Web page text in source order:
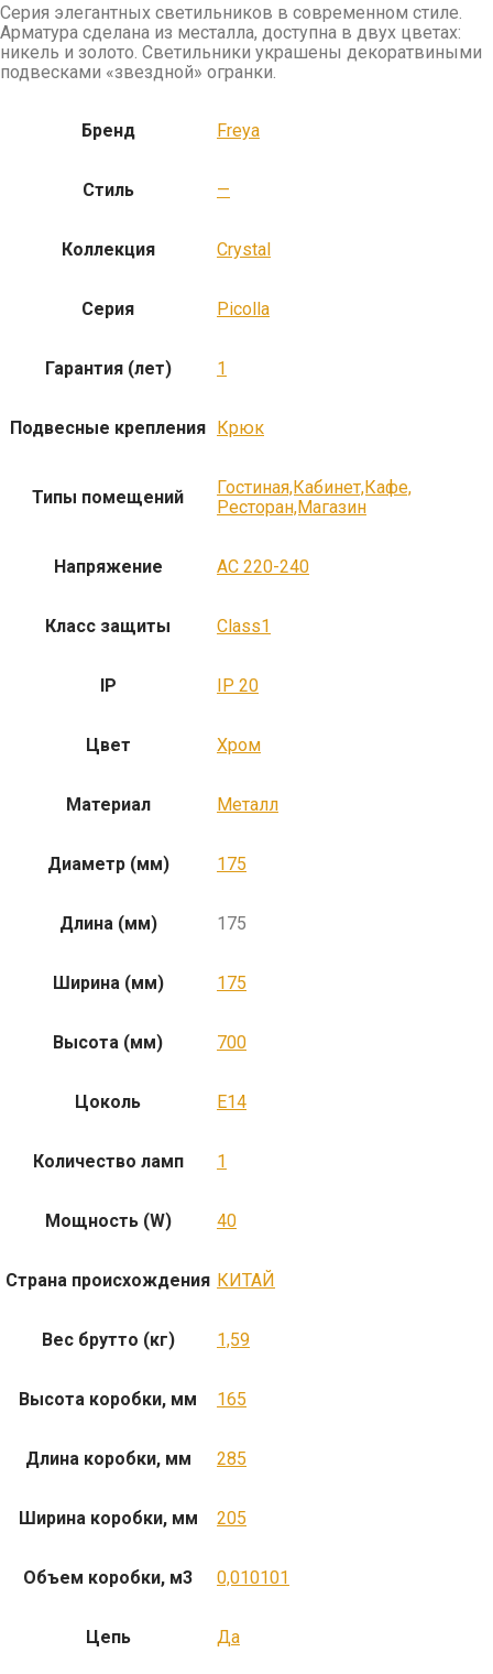
Серия элегантных светильников в современном стиле.
Арматура сделана из месталла, доступна в двух цветах:
никель и золото. Светильники украшены декоратвиными
подвесками «звездной» огранки.
Бренд Freya
Стиль —
Коллекция Crystal
Серия Picolla
Гарантия (лет) 1
Подвесные крепления Крюк
Типы помещений
Гостиная,Кабинет,Кафе,
Ресторан,Магазин
Напряжение AC 220-240
Класс защиты Class1
IP IP 20
Цвет Хром
Материал Металл
Диаметр (мм) 175
Длина (мм) 175
Ширина (мм) 175
Высота (мм) 700
Цоколь E14
Количество ламп 1
Мощность (W) 40
Страна происхождения КИТАЙ
Вес брутто (кг) 1,59
Высота коробки, мм 165
Длина коробки, мм 285
Ширина коробки, мм 205
Объем коробки, м3 0,010101
Цепь Да